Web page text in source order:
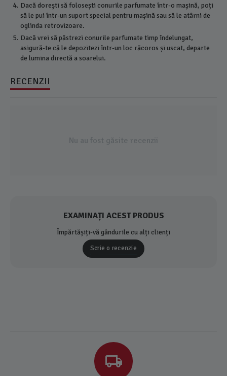
Dacă dorești să folosești conurile parfumate într-o mașină, poți
să le pui într-un suport special pentru mașină sau să le atârni de
oglinda retrovizoare.
Dacă vrei să păstrezi conurile parfumate timp îndelungat,
asigură-te că le depozitezi într-un loc răcoros și uscat, departe
de lumina directă a soarelui.
RECENZII
Nu au fost găsite recenzii
EXAMINAȚI ACEST PRODUS
Împărtășiți-vă gândurile cu alți clienți
Scrie o recenzie